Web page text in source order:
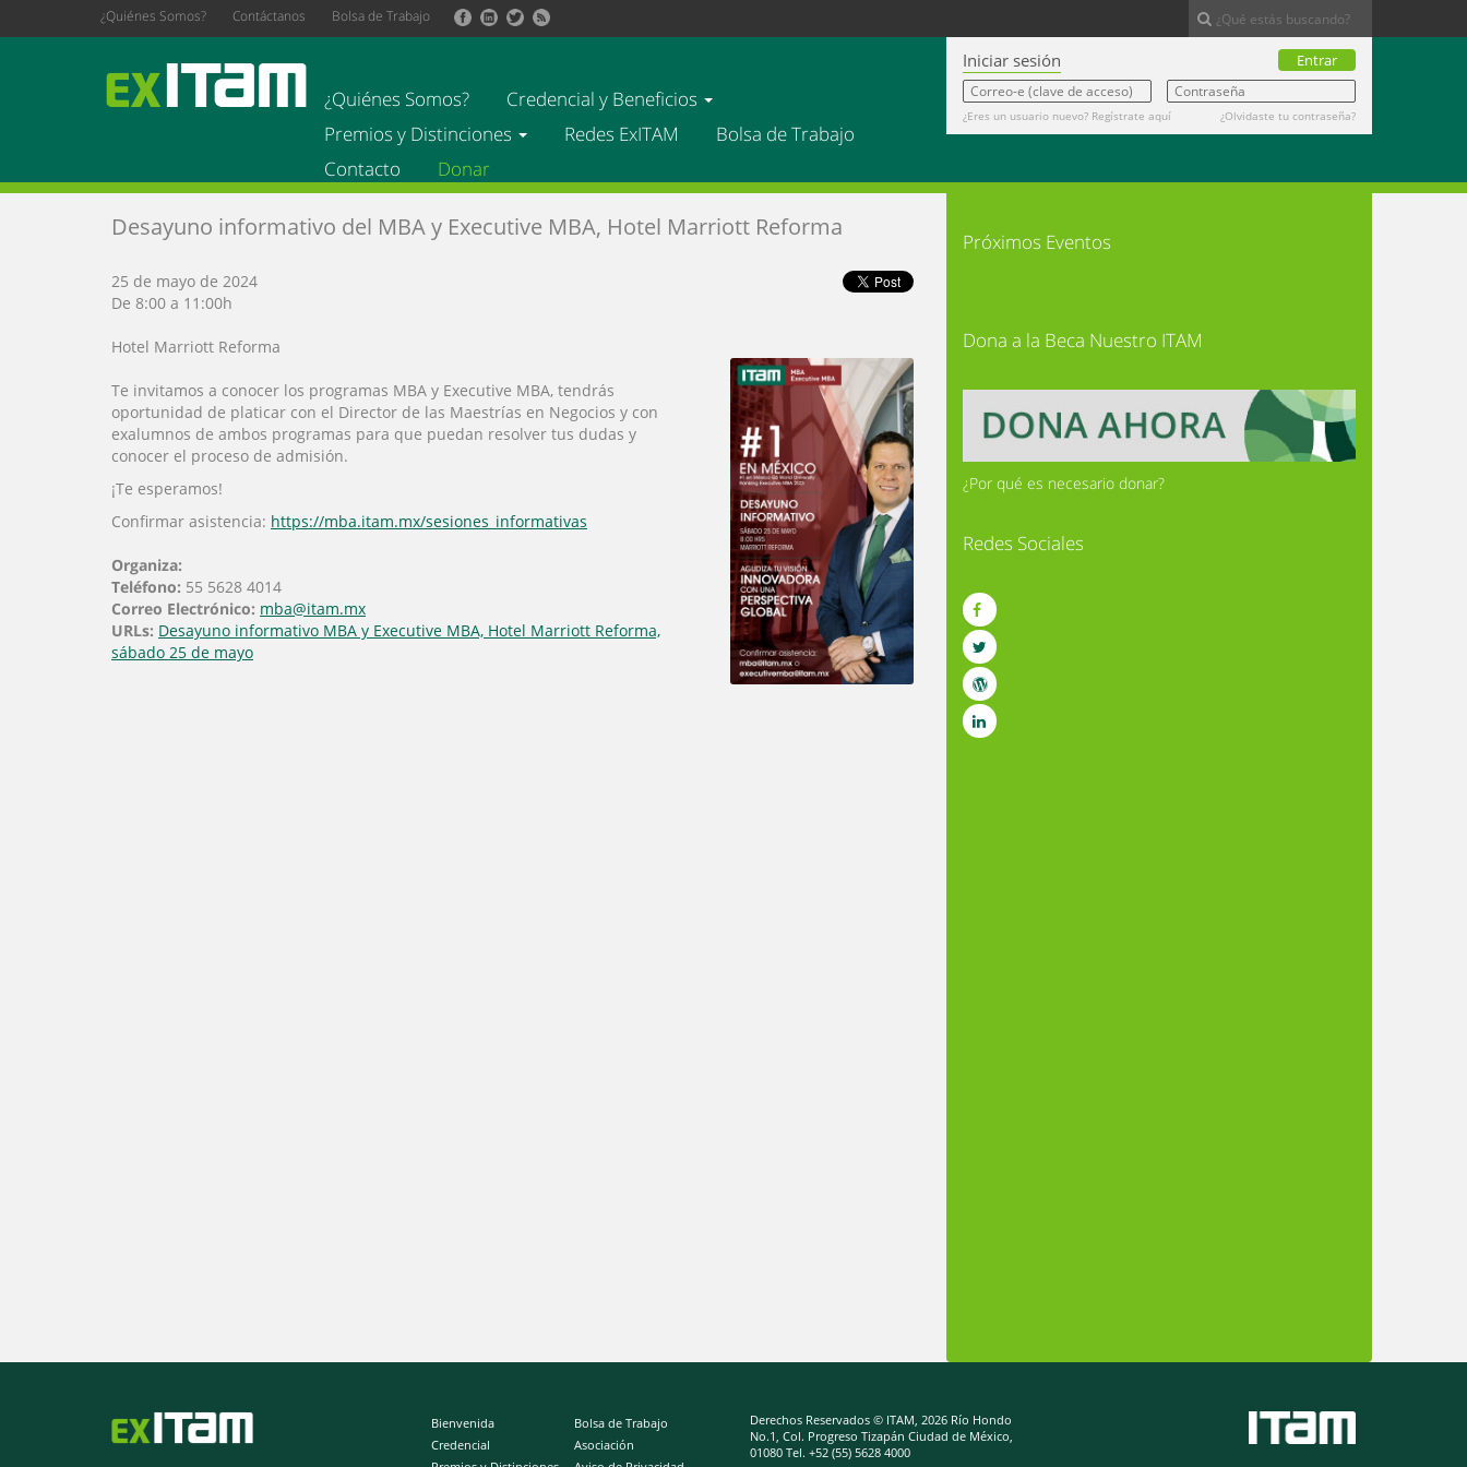
al
¿Quiénes Somos? Contáctanos Bolsa de Trabajo
¿Quiénes Somos?
Credencial y Beneficios
Premios y Distinciones
Redes ExITAM
Bolsa de Trabajo
Contacto
Donar
Iniciar sesión Entrar
¿Eres un usuario nuevo? Regístrate aquí ¿Olvidaste tu contraseña?
Desayuno informativo del MBA y Executive MBA, Hotel Marriott Reforma
25 de mayo de 2024
De 8:00 a 11:00h
Hotel Marriott Reforma
Te invitamos a conocer los programas MBA y Executive MBA, tendrás
oportunidad de platicar con el Director de las Maestrías en Negocios y con
exalumnos de ambos programas para que puedan resolver tus dudas y
conocer el proceso de admisión.
¡Te esperamos!
Confirmar asistencia: https://mba.itam.mx/sesiones_informativas
Organiza:
Teléfono: 55 5628 4014
Correo Electrónico: mba@itam.mx
URLs: Desayuno informativo MBA y Executive MBA, Hotel Marriott Reforma,
sábado 25 de mayo
Próximos Eventos
Dona a la Beca Nuestro ITAM
¿Por qué es necesario donar?
Redes Sociales
Bienvenida
Credencial
Bolsa de Trabajo
Asociación
Derechos Reservados © ITAM, 2026 Río Hondo
No.1, Col. Progreso Tizapán Ciudad de México,
01080 Tel. +52 (55) 5628 4000